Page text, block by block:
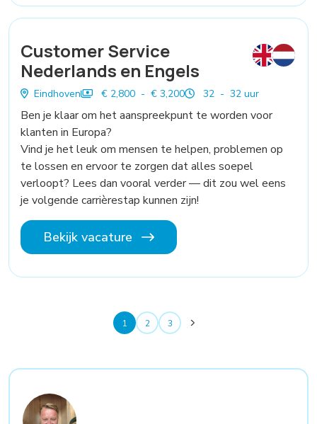
Customer Service
Nederlands en Engels
Eindhoven € 2,800 - € 3,200 32 - 32 uur
Ben je klaar om het aanspreekpunt te worden voor
klanten in Europa?
Vind je het leuk om mensen te helpen, problemen op
te lossen en ervoor te zorgen dat alles soepel
verloopt? Lees dan vooral verder — dit zou wel eens
je volgende carrièrestap kunnen zijn!
Bekijk vacature
1 2 3